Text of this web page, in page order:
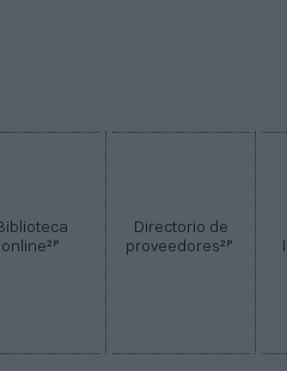
online2P
Directorio de
proveedores2P